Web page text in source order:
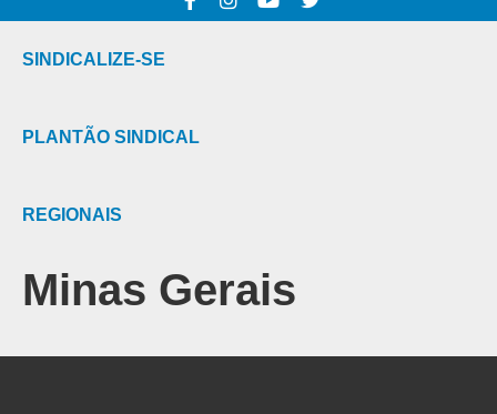
SINDICALIZE-SE
PLANTÃO SINDICAL
REGIONAIS
Minas Gerais